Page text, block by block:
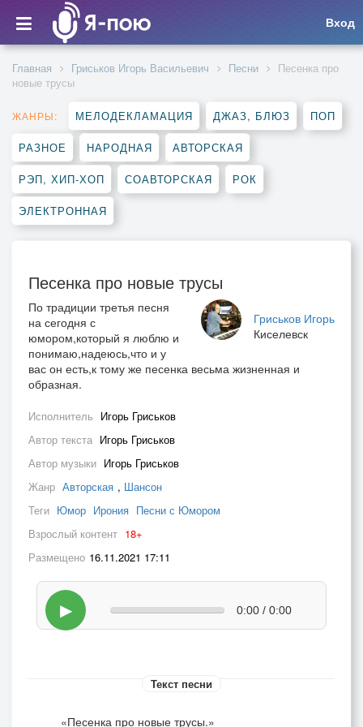
Вход
Главная Гриськов Игорь Васильевич Песни
Песенка про
новые трусы
ЖАНРЫ: МЕЛОДЕКЛАМАЦИЯ ДЖАЗ, БЛЮЗ ПОП
РАЗНОЕ НАРОДНАЯ АВТОРСКАЯ
РЭП, ХИП-ХОП СОАВТОРСКАЯ РОК
ЭЛЕКТРОННАЯ
Песенка про новые трусы
Гриськов Игорь
Киселевск
По традиции третья песня
на сегодня с
юмором,который я люблю и
понимаю,надеюсь,что и у
вас он есть,к тому же песенка весьма жизненная и
образная.
Исполнитель Игорь Гриськов
Автор текста Игорь Гриськов
Автор музыки Игорь Гриськов
Жанр Авторская , Шансон
Теги Юмор Ирония Песни с Юмором
Взрослый контент 18+
Размещено 16.11.2021 17:11
▶ 0:00 / 0:00
Текст песни
«Песенка про новые трусы.»